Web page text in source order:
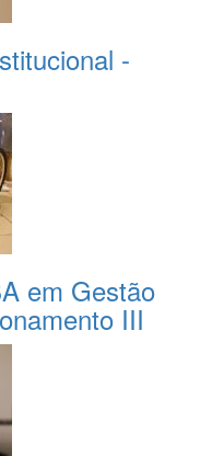
-
em Gestão
III